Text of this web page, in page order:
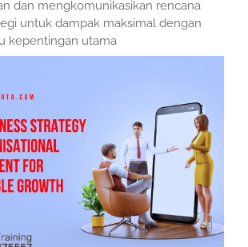
dan mengkomunikasikan rencana
untuk dampak maksimal dengan
kepentingan utama